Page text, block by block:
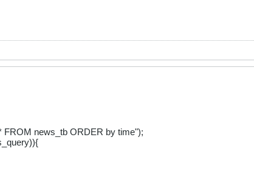
news_tb ORDER by time");